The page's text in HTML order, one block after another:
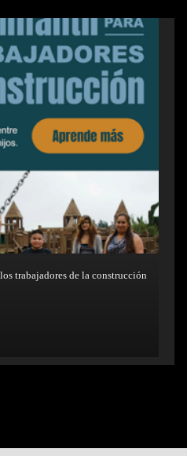
trabajadores de la construcción